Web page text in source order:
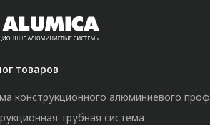
товаров
конструкционного алюминиевого
трубная система